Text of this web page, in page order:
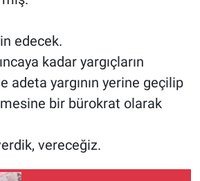
edecek.
kadar yargıçların
adeta yargının yerine geçilip
bir bürokrat olarak
vereceğiz.